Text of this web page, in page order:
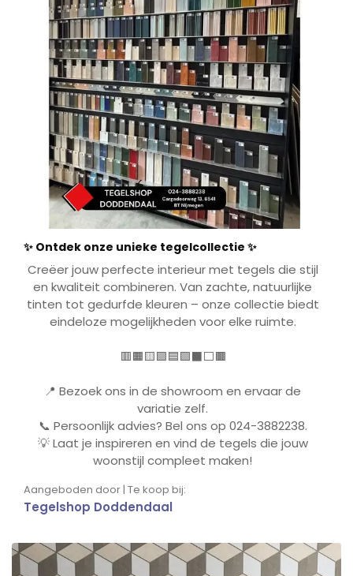
✨ Ontdek onze unieke tegelcollectie ✨
Creëer jouw perfecte interieur met tegels die stijl
en kwaliteit combineren. Van zachte, natuurlijke
tinten tot gedurfde kleuren – onze collectie biedt
eindeloze mogelijkheden voor elke ruimte.
🟥🟧🟨🟩🟦🟪⬛⬜🟫
📍 Bezoek ons in de showroom en ervaar de
variatie zelf.
📞 Persoonlijk advies? Bel ons op 024-3882238.
💡Laat je inspireren en vind de tegels die jouw
woonstijl compleet maken!
Aangeboden door | Te koop bij:
Tegelshop Doddendaal